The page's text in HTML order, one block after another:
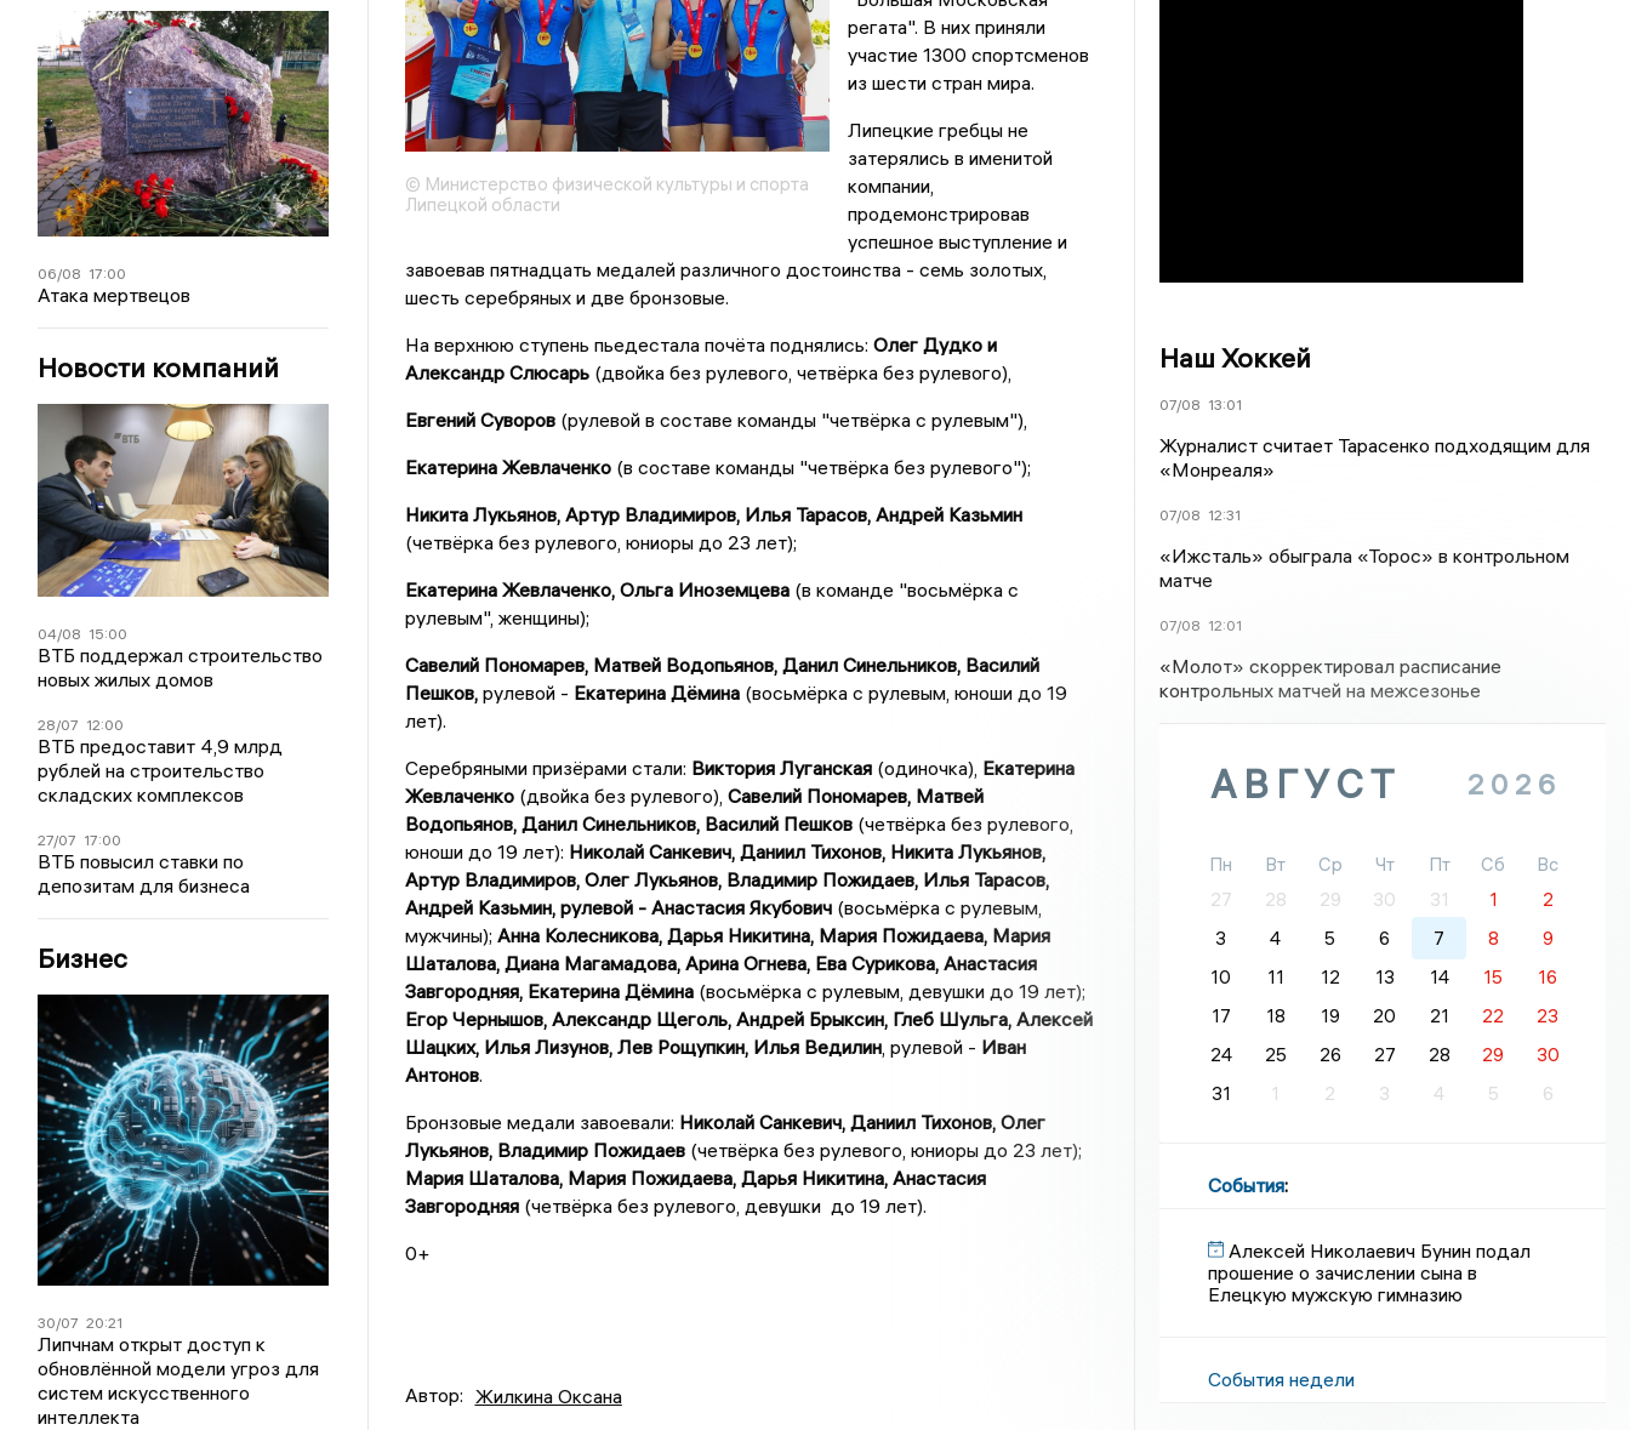
06/08 17:00
Атака мертвецов
Новости компаний
04/08 15:00
ВТБ поддержал строительство
новых жилых домов
28/07 12:00
ВТБ предоставит 4,9 млрд
рублей на строительство
складских комплексов
27/07 17:00
ВТБ повысил ставки по
депозитам для бизнеса
Бизнес
30/07 20:21
Липчнам открыт доступ к
обновлённой модели угроз для
систем искусственного
интеллекта
© Министерство физической культуры и спорта
Липецкой области
регата". В них приняли
участие 1300 спортсменов
из шести стран мира.
Липецкие гребцы не
затерялись в именитой
компании,
продемонстрировав
успешное выступление и
завоевав пятнадцать медалей различного достоинства - семь золотых,
шесть серебряных и две бронзовые.
На верхнюю ступень пьедестала почёта поднялись: Олег Дудко и
Александр Слюсарь(двойка без рулевого, четвёрка без рулевого),
Евгений Суворов(рулевой в составе команды "четвёрка с рулевым"),
Екатерина Жевлаченко(в составе команды "четвёрка без рулевого");
Никита Лукьянов, Артур Владимиров, Илья Тарасов, Андрей Казьмин
(четвёрка без рулевого, юниоры до 23 лет);
Екатерина Жевлаченко, Ольга Иноземцева(в команде "восьмёрка с
рулевым", женщины);
Савелий Пономарев, Матвей Водопьянов, Данил Синельников, Василий
Пешков,рулевой - Екатерина Дёмина(восьмёрка с рулевым, юноши до 19
лет).
Серебряными призёрами стали: Виктория Луганская(одиночка), Екатерина
Жевлаченко(двойка без рулевого), Савелий Пономарев, Матвей
Водопьянов, Данил Синельников, Василий Пешков(четвёрка без рулевого,
юноши до 19 лет): Николай Санкевич, Даниил Тихонов, Никита Лукьянов,
Артур Владимиров, Олег Лукьянов, Владимир Пожидаев, Илья Тарасов,
Андрей Казьмин, рулевой - Анастасия Якубович(восьмёрка с рулевым,
мужчины); Анна Колесникова, Дарья Никитина, Мария Пожидаева, Мария
Шаталова, Диана Магамадова, Арина Огнева, Ева Сурикова, Анастасия
Завгородняя, Екатерина Дёмина(восьмёрка с рулевым, девушки до 19 лет);
Егор Чернышов, Александр Щеголь, Андрей Брыксин, Глеб Шульга, Алексей
Шацких, Илья Лизунов, Лев Рощупкин, Илья Ведилин, рулевой - Иван
Антонов.
Бронзовые медали завоевали: Николай Санкевич, Даниил Тихонов, Олег
Лукьянов, Владимир Пожидаев(четвёрка без рулевого, юниоры до 23 лет);
Мария Шаталова, Мария Пожидаева, Дарья Никитина, Анастасия
Завгородняя(четвёрка без рулевого, девушки до 19 лет).
0+
Автор: Жилкина Оксана
Наш Хоккей
07/08 13:01
Журналист считает Тарасенко подходящим для
«Монреаля»
07/08 12:31
«Ижсталь» обыграла «Торос» в контрольном
матче
07/08 12:01
«Молот» скорректировал расписание
контрольных матчей на межсезонье
АВГУСТ 2026
Пн Вт Ср Чт Пт Сб
Вс
27
28 29 30 31 1
2
3
4 5 6 7 8
9
10
11 12 13 14 15
16
17
18 19 20 21 22
23
24
25 26 27 28 29
30
31
1 2 3 4 5 6
События:
Алексей Николаевич Бунин подал
прошение о зачислении сына в
Елецкую мужскую гимназию
События недели